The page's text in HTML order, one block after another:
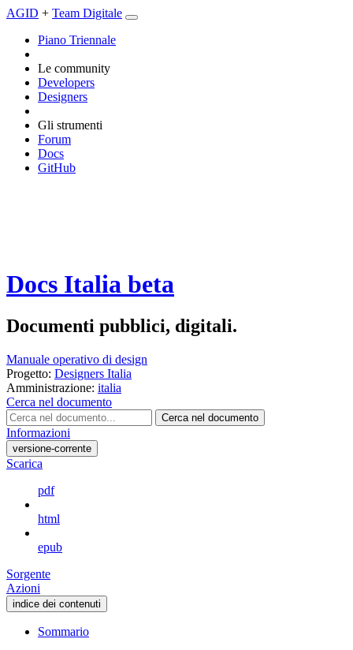
AGID + Team Digitale
Piano Triennale
Le community
Developers
Designers
Gli strumenti
Forum
Docs
GitHub
Docs Italia beta
Documenti pubblici, digitali.
Manuale operativo di design
Progetto: Designers Italia
Amministrazione: italia
Cerca nel documento
Cerca nel documento
Informazioni
versione-corrente
Scarica
pdf
html
epub
Sorgente
Azioni
indice dei contenuti
Sommario